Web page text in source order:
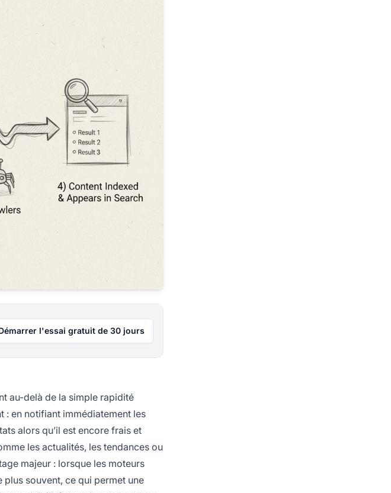
l'essai gratuit de 30 jours
au-delà de la simple rapidité
: en notifiant immédiatement les
alors qu’il est encore frais et
les actualités, les tendances ou
majeur : lorsque les moteurs
souvent, ce qui permet une